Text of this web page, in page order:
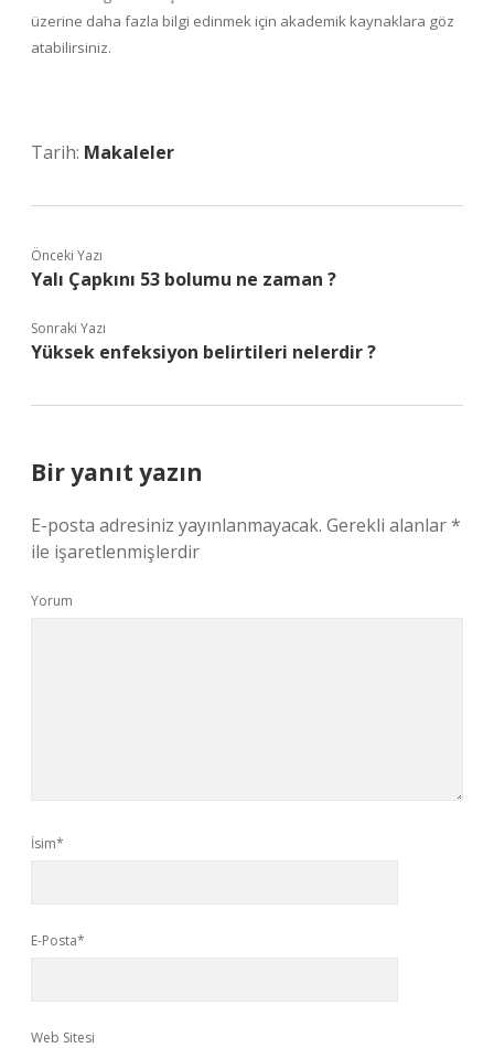
üzerine daha fazla bilgi edinmek için akademik kaynaklara göz
atabilirsiniz.
Tarih: Makaleler
Önceki Yazı
Yalı Çapkını 53 bolumu ne zaman ?
Sonraki Yazı
Yüksek enfeksiyon belirtileri nelerdir ?
Bir yanıt yazın
E-posta adresiniz yayınlanmayacak. Gerekli alanlar*
ile işaretlenmişlerdir
Yorum
İsim*
E-Posta*
Web Sitesi